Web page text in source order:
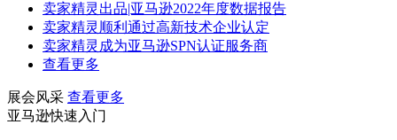
卖家精灵出品|亚马逊2022年度数据报告
卖家精灵顺利通过高新技术企业认定
卖家精灵成为亚马逊SPN认证服务商
查看更多
展会风采 查看更多
亚马逊快速入门